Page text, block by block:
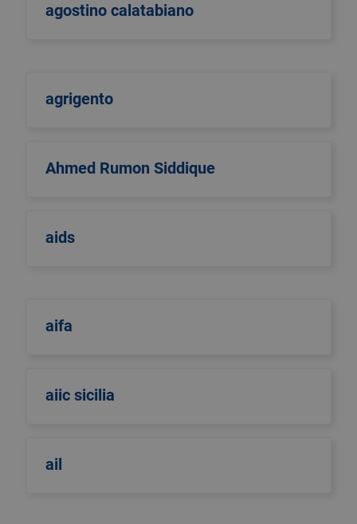
agostino calatabiano
agrigento
Ahmed Rumon Siddique
aids
aifa
aiic sicilia
ail